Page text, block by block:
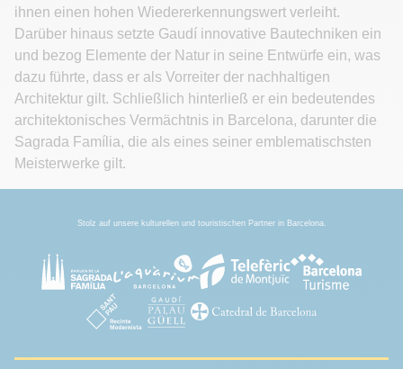
ihnen einen hohen Wiedererkennungswert verleiht.
Darüber hinaus setzte Gaudí innovative Bautechniken ein
und bezog Elemente der Natur in seine Entwürfe ein, was
dazu führte, dass er als Vorreiter der nachhaltigen
Architektur gilt. Schließlich hinterließ er ein bedeutendes
architektonisches Vermächtnis in Barcelona, darunter die
Sagrada Família, die als eines seiner emblematischsten
Meisterwerke gilt.
Stolz auf unsere kulturellen und touristischen Partner in Barcelona.